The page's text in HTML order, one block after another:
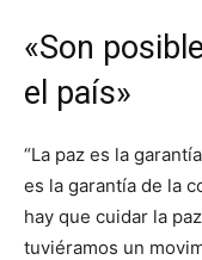
«Son
el país»
“La paz es la
es la garantía de la
hay que cuidar la
tuviéramos un